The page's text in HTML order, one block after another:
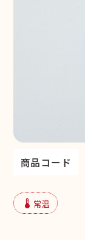
商品コード
device_thermostat 常温